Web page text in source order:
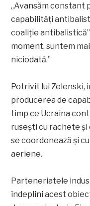
„Avansăm constant
capabilități
coaliție
moment, suntem
niciodată.”
Potrivit lui Zelenski,
producerea de
timp ce Ucraina
rusești cu rachete și
se coordonează și
aeriene.
Parteneriatele
îndeplini acest